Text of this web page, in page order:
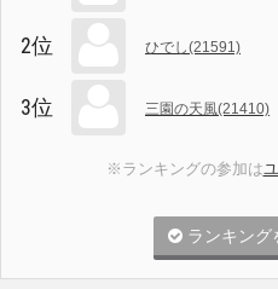
2位 ひでし(21591)
3位 三園の天風(21410)
※ランキングの参加は
ランキング